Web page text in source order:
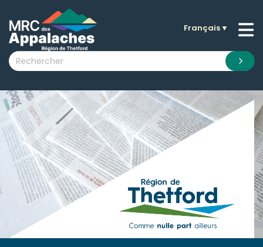
submenu (La MRC )
submenu (Citoyens )
submenu (Visiteurs )
submenu (Nouvelles )
submenu (Documentation )
Français▼